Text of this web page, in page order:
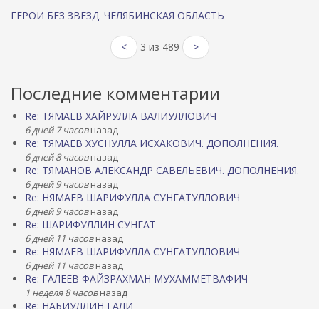
ГЕРОИ БЕЗ ЗВЕЗД. ЧЕЛЯБИНСКАЯ ОБЛАСТЬ
< 3 из 489 >
Последние комментарии
Re: ТЯМАЕВ ХАЙРУЛЛА ВАЛИУЛЛОВИЧ
6 дней 7 часовназад
Re: ТЯМАЕВ ХУСНУЛЛА ИСХАКОВИЧ. ДОПОЛНЕНИЯ.
6 дней 8 часовназад
Re: ТЯМАНОВ АЛЕКСАНДР САВЕЛЬЕВИЧ. ДОПОЛНЕНИЯ.
6 дней 9 часовназад
Re: НЯМАЕВ ШАРИФУЛЛА СУНГАТУЛЛОВИЧ
6 дней 9 часовназад
Re: ШАРИФУЛЛИН СУНГАТ
6 дней 11 часовназад
Re: НЯМАЕВ ШАРИФУЛЛА СУНГАТУЛЛОВИЧ
6 дней 11 часовназад
Re: ГАЛЕЕВ ФАЙЗРАХМАН МУХАММЕТВАФИЧ
1 неделя 8 часовназад
Re: НАБИУЛЛИН ГАЛИ